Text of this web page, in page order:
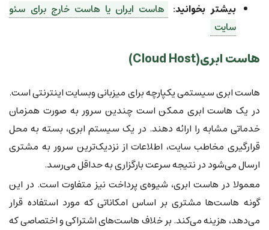
بیشتر بخوانید: هاست ایران یا هاست خارج برای سئو
سایت
هاست ابری(Cloud Host)
هاست ابری سیستمی یکپارچه برای میزبانی وبسایت اینترنتی است.
در یک هاست ابری ممکن است چندین سرور به صورت همزمان
خدماتی مشابه را ارائه دهند. در یک سیستم ابری، بسته به محل
قرارگیری مخاطب سایت، اطلاعات از نزدیک‌ترین سرور به مشتری
ارسال می‌شود در نتیجه سرعت بارگزاری به حداقل می‌رسد.
معمولا در هاست ابری، شیوه‌ی پرداخت نیز متفاوت است. در این
گونه هاست‌ها مشتری بر اساس امکاناتی که مورد استفاده قرار
می‌دهد، هزینه می‌کند. بر خلاف هاست‌های اشتراکی و اختصاصی که